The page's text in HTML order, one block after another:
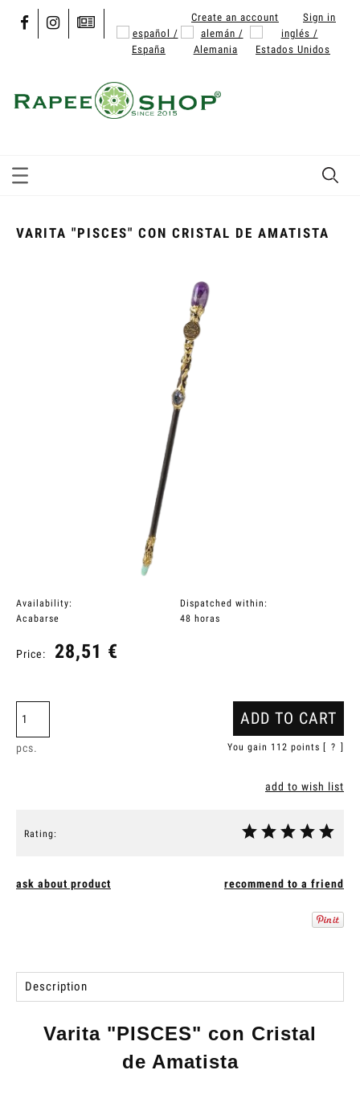
Create an account Sign in
VARITA "PISCES" CON CRISTAL DE AMATISTA
Availability:
Acabarse
Dispatched within:
48 horas
Price: 28,51 €
pcs.
ADD TO CART
You gain 112 points [ ? ]
add to wish list
Rating:
ask about product recommend to a friend
Description
Varita "PISCES" con Cristal
de Amatista